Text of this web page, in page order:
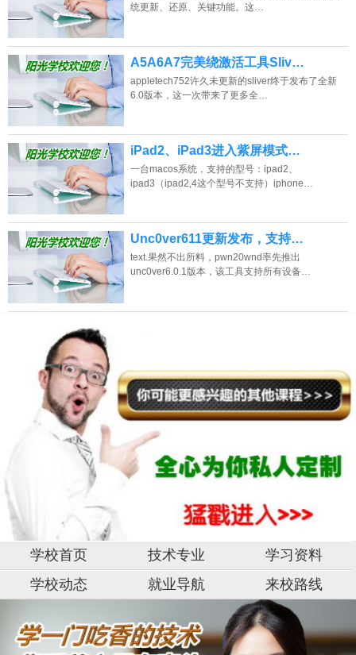
统更新、还原、关键功能。这…
A5A6A7完美绕激活工具Sliv…
appletech752许久未更新的sliver终于发布了全新
6.0版本，这一次带来了更多全…
iPad2、iPad3进入紫屏模式…
一台macos系统，支持的型号：ipad2、
ipad3（ipad2,4这个型号不支持）iphone…
Unc0ver611更新发布，支持…
text.果然不出所料，pwn20wnd率先推出
unc0ver6.0.1版本，该工具支持所有设备…
学校首页 技术专业
学习资料
学校动态
就业导航 来校路线